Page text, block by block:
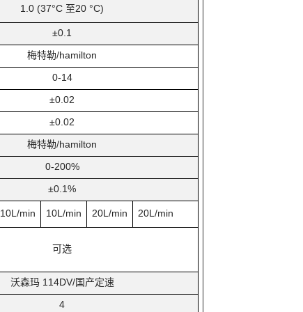
1.0 (37°C 至20 °C)
±0.1
梅特勒/hamilton
0-14
±0.02
±0.02
梅特勒/hamilton
0-200%
±0.1%
10L/min 10L/min 20L/min 20L/min
可选
沃森玛 114DV/国产定速
4